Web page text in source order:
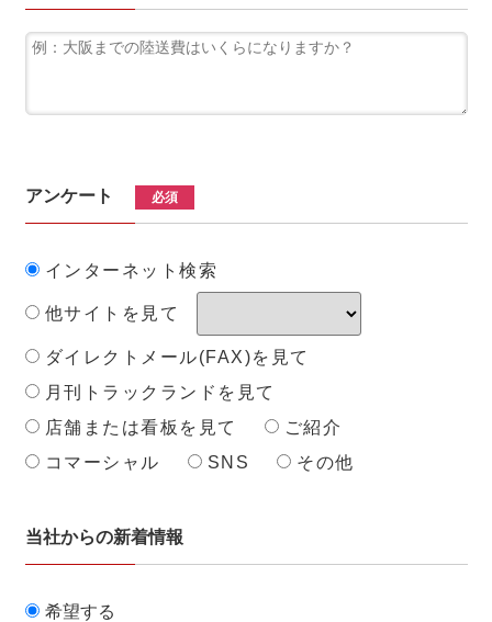
アンケート 必須
インターネット検索
他サイトを見て
ダイレクトメール(FAX)を見て
月刊トラックランドを見て
店舗または看板を見て
ご紹介
コマーシャル
SNS その他
当社からの新着情報
希望する